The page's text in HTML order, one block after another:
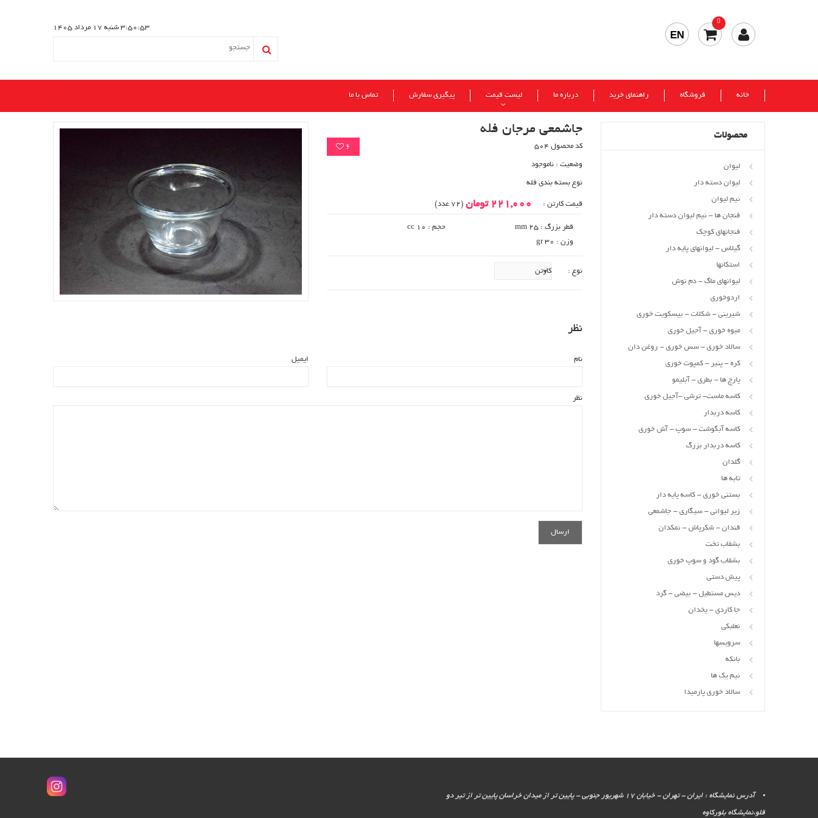
3:50:53 شنبه 17 مرداد 1405
0
EN
خانه فروشگاه راهنمای خرید درباره ما لیست قیمت پیگیری سفارش تماس با ما
جاشمعی مرجان فله
6 کد محصول 504
وضعیت : ناموجود
نوع بسته بندی فله
قیمت کارتن : 221,000 تومان (72 عدد)
قطر بزرگ : 25 mm
حجم : 10 cc
وزن : 30 gr
نوع :
نظر
ایمیل نام
نظر
محصولات
لیوان
لیوان دسته دار
نیم لیوان
فنجان ها - نیم لیوان دسته دار
فنجانهای کوچک
گیلاس - لیوانهای پایه دار
استکانها
لیوانهای ماگ - دم نوش
اردوخوری
شیرینی - شکلات - بیسکویت خوری
میوه خوری - آجیل خوری
سالاد خوری - سس خوری - روغن دان
کره - پنیر - کمپوت خوری
پارچ ها - بطری - آبلیمو
کاسه ماست- ترشی -آجیل خوری
کاسه دربدار
کاسه آبگوشت - سوپ - آش خوری
کاسه دربدار بزرگ
گلدان
تابه ها
بستنی خوری - کاسه پایه دار
زیر لیوانی - سیگاری - جاشمعی
قندان - شکرپاش - نمکدان
بشقاب تخت
بشقاب گود و سوپ خوری
پیش دستی
دیس مستطیل - بیضی - گرد
جا کاردی - یخدان
نعلبکی
سرویسها
بانکه
نیم یک ها
سالاد خوری پارمیدا
آدرس نمایشگاه : ایران - تهران - خیابان 17 شهریور جنوبی - پایین تر از میدان خراسان پایین تر از تیر دو
قلو،نمایشگاه بلورکاوه